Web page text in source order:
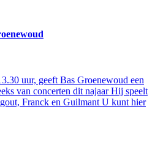
uur, geeft Bas Groenewoud een
van concerten dit najaar Hij speelt
Franck en Guilmant U kunt hier